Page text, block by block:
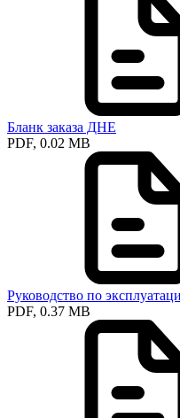
Бланк заказа ДНЕ
PDF, 0.02 MB
Руководство по
PDF, 0.37 MB